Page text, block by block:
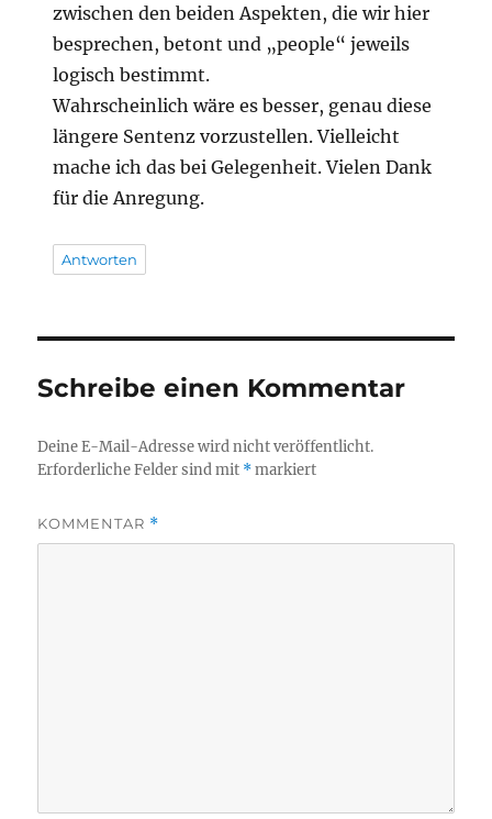
zwi­schen den bei­den Aspek­ten, die wir hier
bespre­chen, betont und „peo­p­le“ jeweils
logisch bestimmt.
Wahr­schein­lich wäre es bes­ser, genau die­se
län­ge­re Sen­tenz vor­zu­stel­len. Viel­leicht
mache ich das bei Gele­gen­heit. Vie­len Dank
für die Anregung.
Antworten
Schreibe einen Kommentar
Deine E-Mail-Adresse wird nicht veröffentlicht.
Erforderliche Felder sind mit *markiert
KOMMENTAR *